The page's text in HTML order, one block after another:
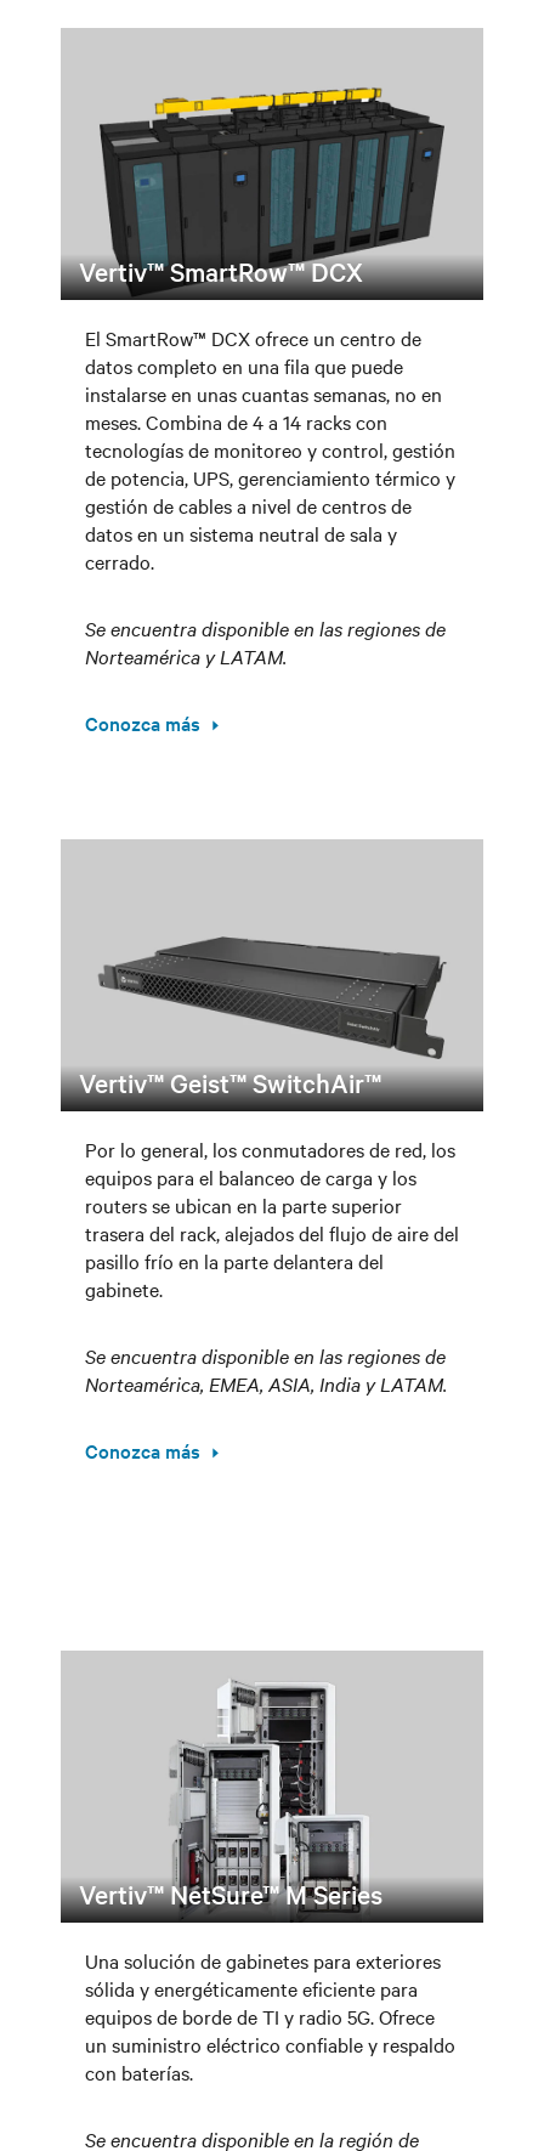
Vertiv™ SmartRow™ DCX
El SmartRow™ DCX ofrece un centro de
datos completo en una fila que puede
instalarse en unas cuantas semanas, no en
meses. Combina de 4 a 14 racks con
tecnologías de monitoreo y control, gestión
de potencia, UPS, gerenciamiento térmico y
gestión de cables a nivel de centros de
datos en un sistema neutral de sala y
cerrado.
Se encuentra disponible en las regiones de
Norteamérica y LATAM.
Conozca más
Vertiv™ Geist™ SwitchAir™
Por lo general, los conmutadores de red, los
equipos para el balanceo de carga y los
routers se ubican en la parte superior
trasera del rack, alejados del flujo de aire del
pasillo frío en la parte delantera del
gabinete.
Se encuentra disponible en las regiones de
Norteamérica, EMEA, ASIA, India y LATAM.
Conozca más
Vertiv™ NetSure™ M Series
Una solución de gabinetes para exteriores
sólida y energéticamente eficiente para
equipos de borde de TI y radio 5G. Ofrece
un suministro eléctrico confiable y respaldo
con baterías.
Se encuentra disponible en la región de